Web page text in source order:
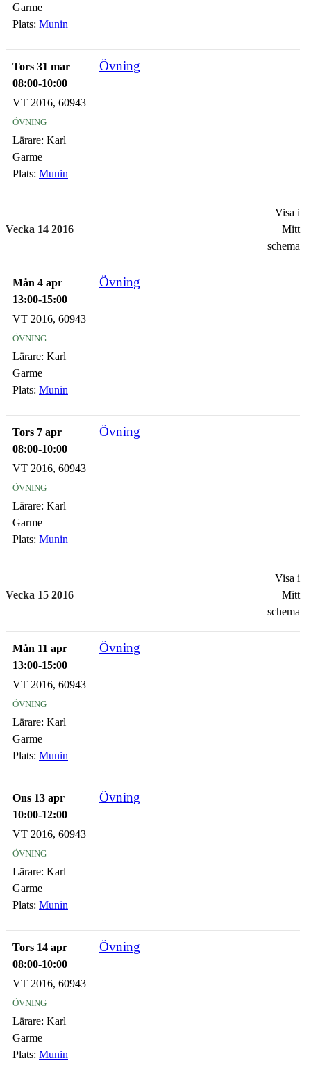
Garme
Plats: Munin
Tors 31 mar
08:00-10:00
Övning
VT 2016, 60943
övning
Lärare: Karl
Garme
Plats: Munin
Vecka 14 2016
Visa i
Mitt
schema
Mån 4 apr
13:00-15:00
Övning
VT 2016, 60943
övning
Lärare: Karl
Garme
Plats: Munin
Tors 7 apr
08:00-10:00
Övning
VT 2016, 60943
övning
Lärare: Karl
Garme
Plats: Munin
Vecka 15 2016
Visa i
Mitt
schema
Mån 11 apr
13:00-15:00
Övning
VT 2016, 60943
övning
Lärare: Karl
Garme
Plats: Munin
Ons 13 apr
10:00-12:00
Övning
VT 2016, 60943
övning
Lärare: Karl
Garme
Plats: Munin
Tors 14 apr
08:00-10:00
Övning
VT 2016, 60943
övning
Lärare: Karl
Garme
Plats: Munin